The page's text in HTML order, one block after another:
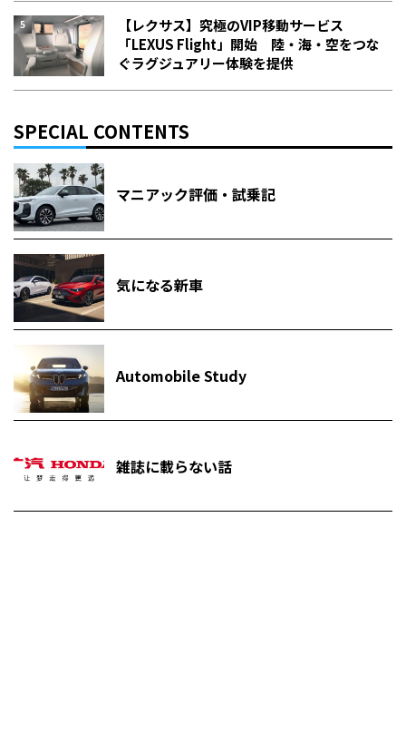
【レクサス】究極のVIP移動サービス
「LEXUS Flight」開始 陸・海・空をつな
ぐラグジュアリー体験を提供
SPECIAL CONTENTS
マニアック評価・試乗記
気になる新車
Automobile Study
雑誌に載らない話